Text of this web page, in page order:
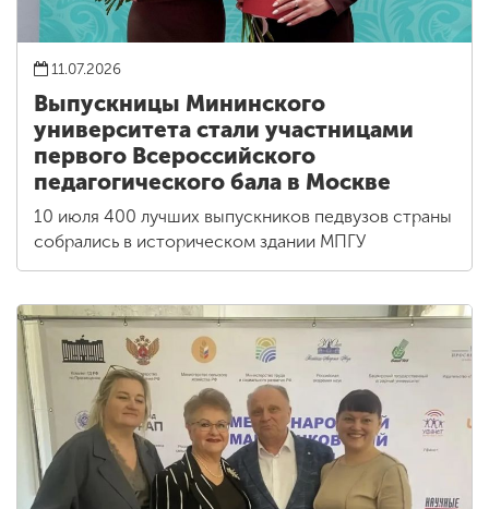
11.07.2026
Выпускницы Мининского
университета стали участницами
первого Всероссийского
педагогического бала в Москве
10 июля 400 лучших выпускников педвузов страны
собрались в историческом здании МПГУ